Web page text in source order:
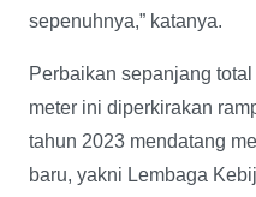
sepenuhnya,” katanya.
Perbaikan sepanjang
meter ini diperkirakan
tahun 2023 mendatang
baru, yakni Lembaga